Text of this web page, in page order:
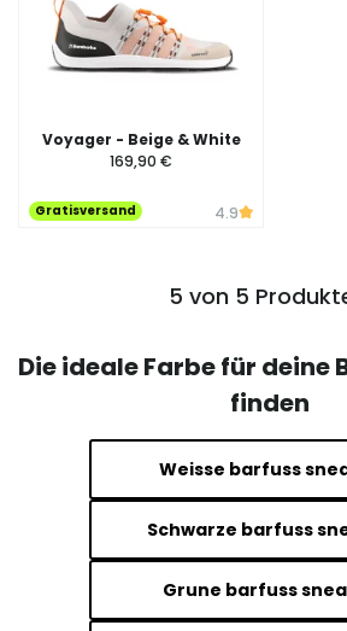
Voyager - Beige & White
169,90 €
Gratisversand 4.9
5 von 5
Die ideale Farbe für deine
finden
Weisse barfuss
Schwarze barfuss
Grune barfuss